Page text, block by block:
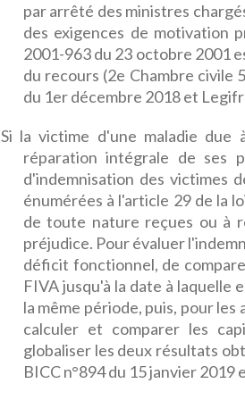
par arrêté des ministres
des exigences de motivation
2001-963 du 23 octobre 2001
du recours (2e Chambre civile
du 1er décembre 2018 et
Si la victime d'une maladie due
réparation intégrale de ses
d'indemnisation des victimes
énumérées à l'article 29 de la
de toute nature reçues ou à
préjudice. Pour évaluer
déficit fonctionnel, de
FIVA jusqu'à la date à laquelle
la même période, puis, pour
calculer et comparer les
globaliser les deux résultats
BICC n°894 du 15 janvier 2019